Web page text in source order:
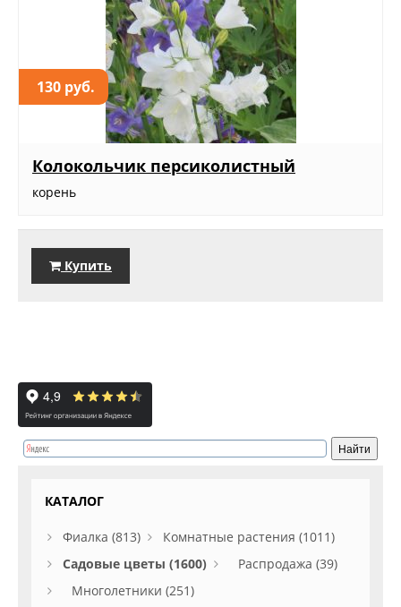
130 руб.
Колокольчик персиколистный
корень
Купить
КАТАЛОГ
Фиалка (813)
Комнатные растения (1011)
Садовые цветы (1600)
Распродажа (39)
Многолетники (251)